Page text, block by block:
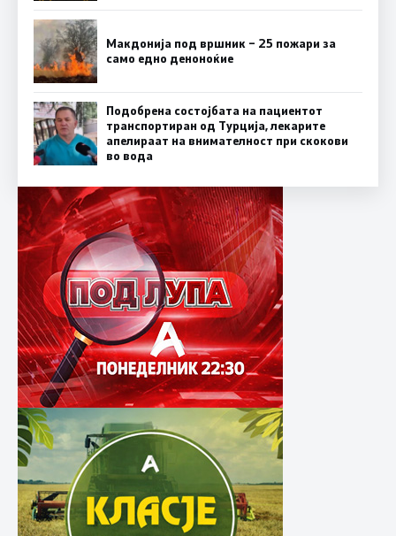
Макдонија под вршник – 25 пожари за
само едно деноноќие
Подобрена состојбата на пациентот
транспортиран од Турција, лекарите
апелираат на внимателност при скокови
во вода